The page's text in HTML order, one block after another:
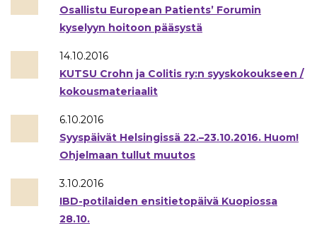
Osallistu European Patients’ Forumin
kyselyyn hoitoon pääsystä
14.10.2016
KUTSU Crohn ja Colitis ry:n syyskokoukseen /
kokousmateriaalit
6.10.2016
Syyspäivät Helsingissä 22.–23.10.2016. Huom!
Ohjelmaan tullut muutos
3.10.2016
IBD-potilaiden ensitietopäivä Kuopiossa
28.10.